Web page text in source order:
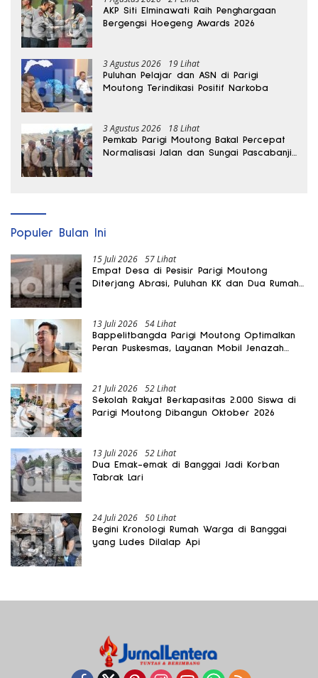
AKP Siti Elminawati Raih Penghargaan
Bergengsi Hoegeng Awards 2026
3 Agustus 2026 19 Lihat
Puluhan Pelajar dan ASN di Parigi
Moutong Terindikasi Positif Narkoba
3 Agustus 2026 18 Lihat
Pemkab Parigi Moutong Bakal Percepat
Normalisasi Jalan dan Sungai Pascabanjir
Populer Bulan Ini
15 Juli 2026 57 Lihat
Empat Desa di Pesisir Parigi Moutong
Diterjang Abrasi, Puluhan KK dan Dua Rumah
13 Juli 2026 54 Lihat
Bappelitbangda Parigi Moutong Optimalkan
Peran Puskesmas, Layanan Mobil Jenazah
21 Juli 2026 52 Lihat
Sekolah Rakyat Berkapasitas 2.000 Siswa di
Parigi Moutong Dibangun Oktober 2026
13 Juli 2026 52 Lihat
Dua Emak-emak di Banggai Jadi Korban
Tabrak Lari
24 Juli 2026 50 Lihat
Begini Kronologi Rumah Warga di Banggai
yang Ludes Dilalap Api